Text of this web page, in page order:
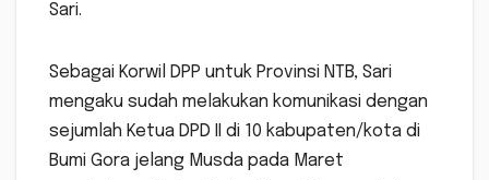
Sari.
Sebagai Korwil DPP untuk Provinsi NTB, Sari
mengaku sudah melakukan komunikasi dengan
sejumlah Ketua DPD II di 10 kabupaten/kota di
Bumi Gora jelang Musda pada Maret